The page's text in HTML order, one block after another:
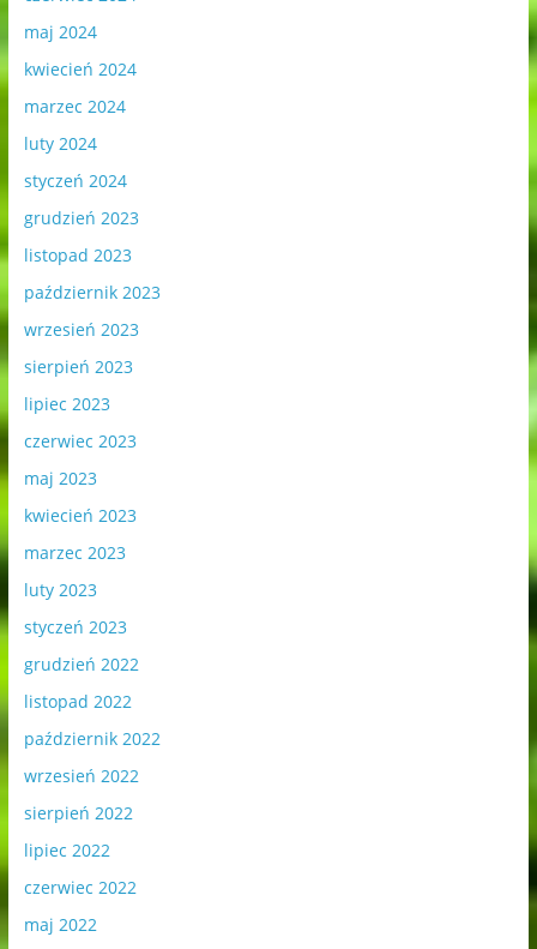
maj 2024
kwiecień 2024
marzec 2024
luty 2024
styczeń 2024
grudzień 2023
listopad 2023
październik 2023
wrzesień 2023
sierpień 2023
lipiec 2023
czerwiec 2023
maj 2023
kwiecień 2023
marzec 2023
luty 2023
styczeń 2023
grudzień 2022
listopad 2022
październik 2022
wrzesień 2022
sierpień 2022
lipiec 2022
czerwiec 2022
maj 2022